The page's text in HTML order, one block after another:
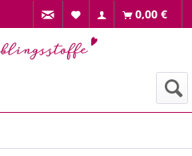
0,00 €